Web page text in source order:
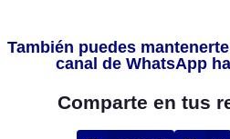
También puedes
canal de WhatsApp
Comparte en tus